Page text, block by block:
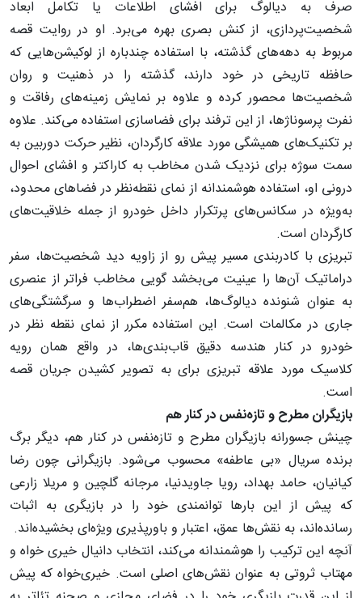
صرف به دیالوگ برای افشای اطلاعات یا تکامل ابعاد
شخصیت‌پردازی، از کنش بصری بهره می‌برد. او در روایت قصه
مربوط به دهه‌های گذشته، با استفاده چندباره از لوکیشن‌هایی که
حافظه‌ تاریخی در خود دارند، گذشته را در ذهنیت و روان
شخصیت‌ها محصور کرده و علاوه بر نمایش زمینه‌های رفاقت و
نفرت پرسوناژها، از این ترفند برای فضاسازی استفاده می‌کند. علاوه
بر تکنیک‌های همیشگی مورد علاقه کارگردان، نظیر حرکت دوربین به
سمت سوژه برای نزدیک شدن مخاطب به کاراکتر و افشای احوال
درونی او، استفاده‌ هوشمندانه از نمای نقطه‌نظر در فضاهای محدود،
به‌ویژه در سکانس‌های پرتکرار داخل خودرو از جمله خلاقیت‌های
کارگردان است.
تبریزی با کادربندی مسیر پیش رو از زاویه‌ دید شخصیت‌ها، سفر
دراماتیک آن‌ها را عینیت می‌بخشد گویی مخاطب فراتر از عنصری
به عنوان شنونده‌ دیالوگ‌ها، هم‌سفر اضطراب‌ها و سرگشتگی‌های
جاری در مکالمات است. این استفاده‌ مکرر از نمای نقطه نظر در
خودرو در کنار هندسه‌ دقیق قاب‌بندی‌ها، در واقع همان رویه‌
کلاسیک مورد علاقه تبریزی برای به تصویر کشیدن جریان قصه
است.
بازیگران مطرح و تازه‌نفس در کنار هم
چینش جسورانه‌ بازیگران مطرح و تازه‌نفس در کنار هم، دیگر برگ
برنده سریال «بی‌ عاطفه» محسوب می‌شود. بازیگرانی چون رضا
کیانیان، حامد بهداد، رویا جاوید‌نیا، مرجانه گلچین و مریلا زارعی
که پیش از این بارها توانمندی خود را در بازیگری به اثبات
رسانده‌اند، به نقش‌ها عمق، اعتبار و باورپذیری ویژه‌ای بخشیده‌اند.
آنچه این ترکیب را هوشمندانه می‌کند، انتخاب دانیال خیری خواه و
مهتاب ثروتی به عنوان نقش‌های اصلی است. خیری‌خواه که پیش